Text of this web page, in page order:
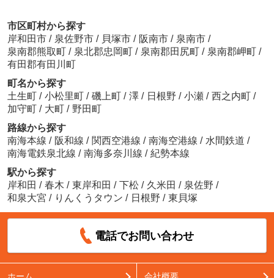
市区町村から探す
岸和田市 / 泉佐野市 / 貝塚市 / 阪南市 / 泉南市 /
泉南郡熊取町 / 泉北郡忠岡町 / 泉南郡田尻町 / 泉南郡岬町 /
有田郡有田川町
町名から探す
土生町 / 小松里町 / 磯上町 / 澤 / 日根野 / 小瀬 / 西之内町 /
加守町 / 大町 / 野田町
路線から探す
南海本線 / 阪和線 / 関西空港線 / 南海空港線 / 水間鉄道 /
南海電鉄泉北線 / 南海多奈川線 / 紀勢本線
駅から探す
岸和田 / 春木 / 東岸和田 / 下松 / 久米田 / 泉佐野 /
和泉大宮 / りんくうタウン / 日根野 / 東貝塚
電話でお問い合わせ
ホーム 会社概要